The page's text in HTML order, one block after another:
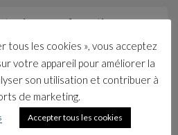
animer une formation pour
tous les cookies », vous acceptez
votre appareil pour améliorer la
son utilisation et contribuer à
de marketing.
Accepter tous les cookies